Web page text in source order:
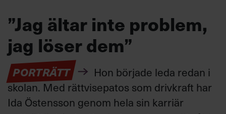
”Jag ältar inte problem,
jag löser dem”
PORTRÄTT
Hon började leda redan i
skolan. Med rättvisepatos som drivkraft har
Ida Östensson genom hela sin karriär